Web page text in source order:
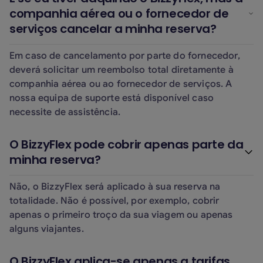
companhia aérea ou o fornecedor de
serviços cancelar a minha reserva?
Em caso de cancelamento por parte do fornecedor,
deverá solicitar um reembolso total diretamente à
companhia aérea ou ao fornecedor de serviços. A
nossa equipa de suporte está disponível caso
necessite de assistência.
O BizzyFlex pode cobrir apenas parte da
minha reserva?
Não, o BizzyFlex será aplicado à sua reserva na
totalidade. Não é possível, por exemplo, cobrir
apenas o primeiro troço da sua viagem ou apenas
alguns viajantes.